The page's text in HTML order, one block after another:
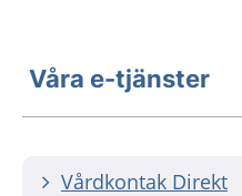
Våra e-tjänster
Vårdkontak Direkt